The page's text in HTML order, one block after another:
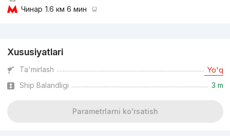
Чинар 1.6 км 6 мин
Xususiyatlari
Ta'mirlash Yo'q
Ship Balandligi 3 m
Parametrlarni ko'rsatish